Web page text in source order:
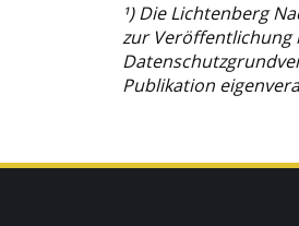
¹) Die Lichtenberg
zur Veröffentlichung
Publikation